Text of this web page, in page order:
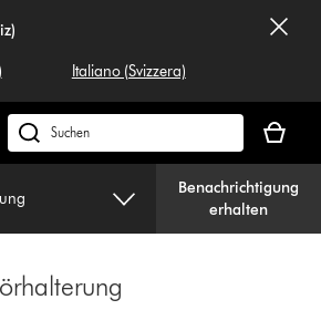
Italiano (Svizzera)
Dyson.ch
durchsuchen
ist
leer
Benachrichtigung
erhalten